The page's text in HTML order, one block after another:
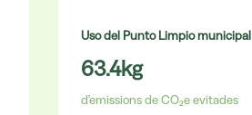
Uso del Punto Limpio municipal
63.4kg
d'emissions de CO₂e evitades